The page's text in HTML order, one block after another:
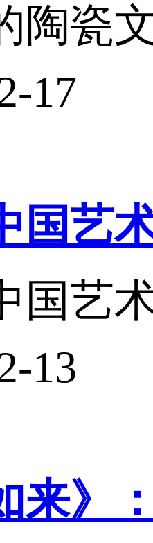
陶瓷
17
国艺
国艺
13
来》